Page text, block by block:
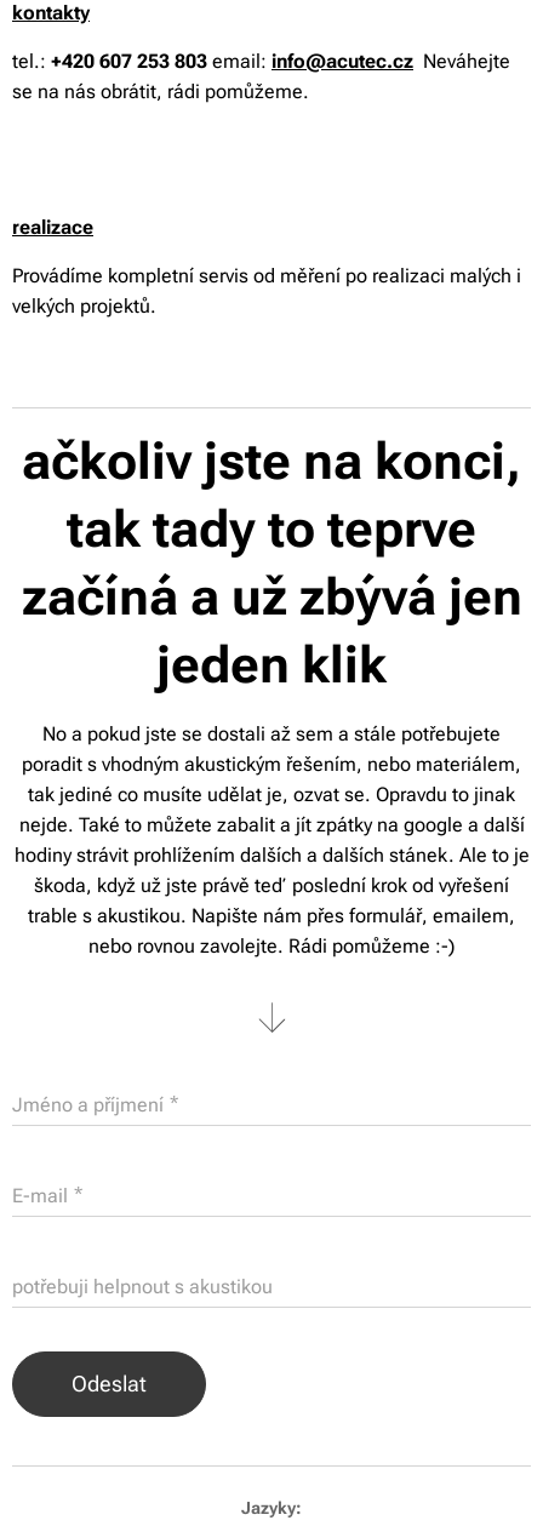
kontakty
tel.: +420 607 253 803 email: info@acutec.cz Neváhejte
se na nás obrátit, rádi pomůžeme.
realizace
Provádíme kompletní servis od měření po realizaci malých i
velkých projektů.
ačkoliv jste na konci,
tak tady to teprve
začíná a už zbývá jen
jeden klik
No a pokud jste se dostali až sem a stále potřebujete
poradit s vhodným akustickým řešením, nebo materiálem,
tak jediné co musíte udělat je, ozvat se. Opravdu to jinak
nejde. Také to můžete zabalit a jít zpátky na google a další
hodiny strávit prohlížením dalších a dalších stánek. Ale to je
škoda, když už jste právě teď poslední krok od vyřešení
trable s akustikou. Napište nám přes formulář, emailem,
nebo rovnou zavolejte. Rádi pomůžeme :-)
Jméno a příjmení
E-mail
potřebuji helpnout s akustikou
Odeslat
Jazyky